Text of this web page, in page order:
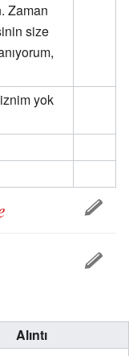
Zaman
size
yok
Alıntı